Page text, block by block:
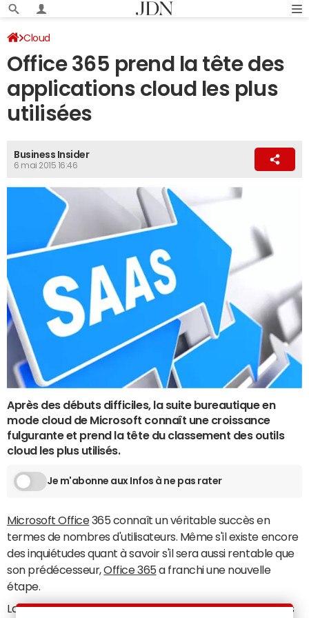
Cloud
Office 365 prend la tête des
applications cloud les plus
utilisées
Business Insider
6 mai 2015 16:46
Après des débuts difficiles, la suite bureautique en
mode cloud de Microsoft connaît une croissance
fulgurante et prend la tête du classement des outils
cloud les plus utilisés.
Je m'abonne aux Infos à ne pas rater
Microsoft Office365 connaît un véritable succès en
termes de nombres d'utilisateurs. Même s'il existe encore
des inquiétudes quant à savoir s'il sera aussi rentable que
son prédécesseur,Office 365 a franchi une nouvelle
étape.
La suite vient de prendre la tête des applications les plus